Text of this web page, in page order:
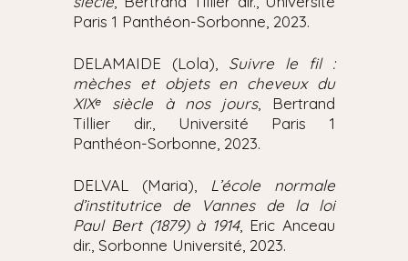
Paris 1 Panthéon-Sorbonne, 2023.
DELAMAIDE (Lola), Suivre le fil :
mèches et objets en cheveux du
XIXᵉ siècle à nos jours, Bertrand
Tillier dir., Université Paris 1
Panthéon-Sorbonne, 2023.
DELVAL (Maria), L’école normale
d’institutrice de Vannes de la loi
Paul Bert (1879) à 1914, Eric Anceau
dir., Sorbonne Université, 2023.